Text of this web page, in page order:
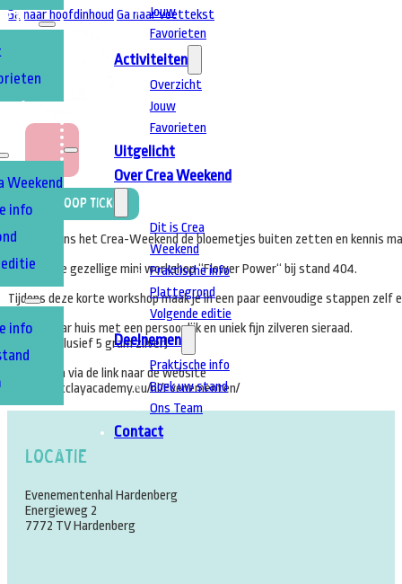
Ga naar hoofdinhoud Ga naar voettekst
Weekend
info
info
Jouw
Favorieten
Activiteiten
Overzicht
Jouw
Favorieten
Uitgelicht
Over Crea Weekend
Dit is Crea
Weekend
Praktische info
Plattegrond
Volgende editie
Deelnemen
Praktische info
Boek uw stand
Ons Team
Contact
Koop Ticket
Wil je tijdens het Crea-Weekend de bloemetjes buiten zetten en kennis
Volg dan de gezellige mini workshop “Flower Power“ bij stand 404.
Tijdens deze korte workshop maak je in een paar eenvoudige stappen
Je gaat naar huis met een persoonlijk en uniek fijn zilveren sieraad.
( prijs is inclusief 5 gram zilver)
Boeken kan via de link naar de website
https://artclayacademy.eu/nl/Evenementen/
Locatie
Evenementenhal Hardenberg
Energieweg 2
7772 TV Hardenberg